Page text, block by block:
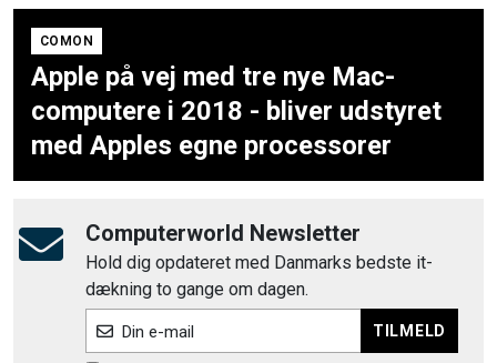
COMON
Apple på vej med tre nye Mac-
computere i 2018 - bliver udstyret
med Apples egne processorer
Computerworld Newsletter
Hold dig opdateret med Danmarks bedste it-
dækning to gange om dagen.
Din e-mail TILMELD